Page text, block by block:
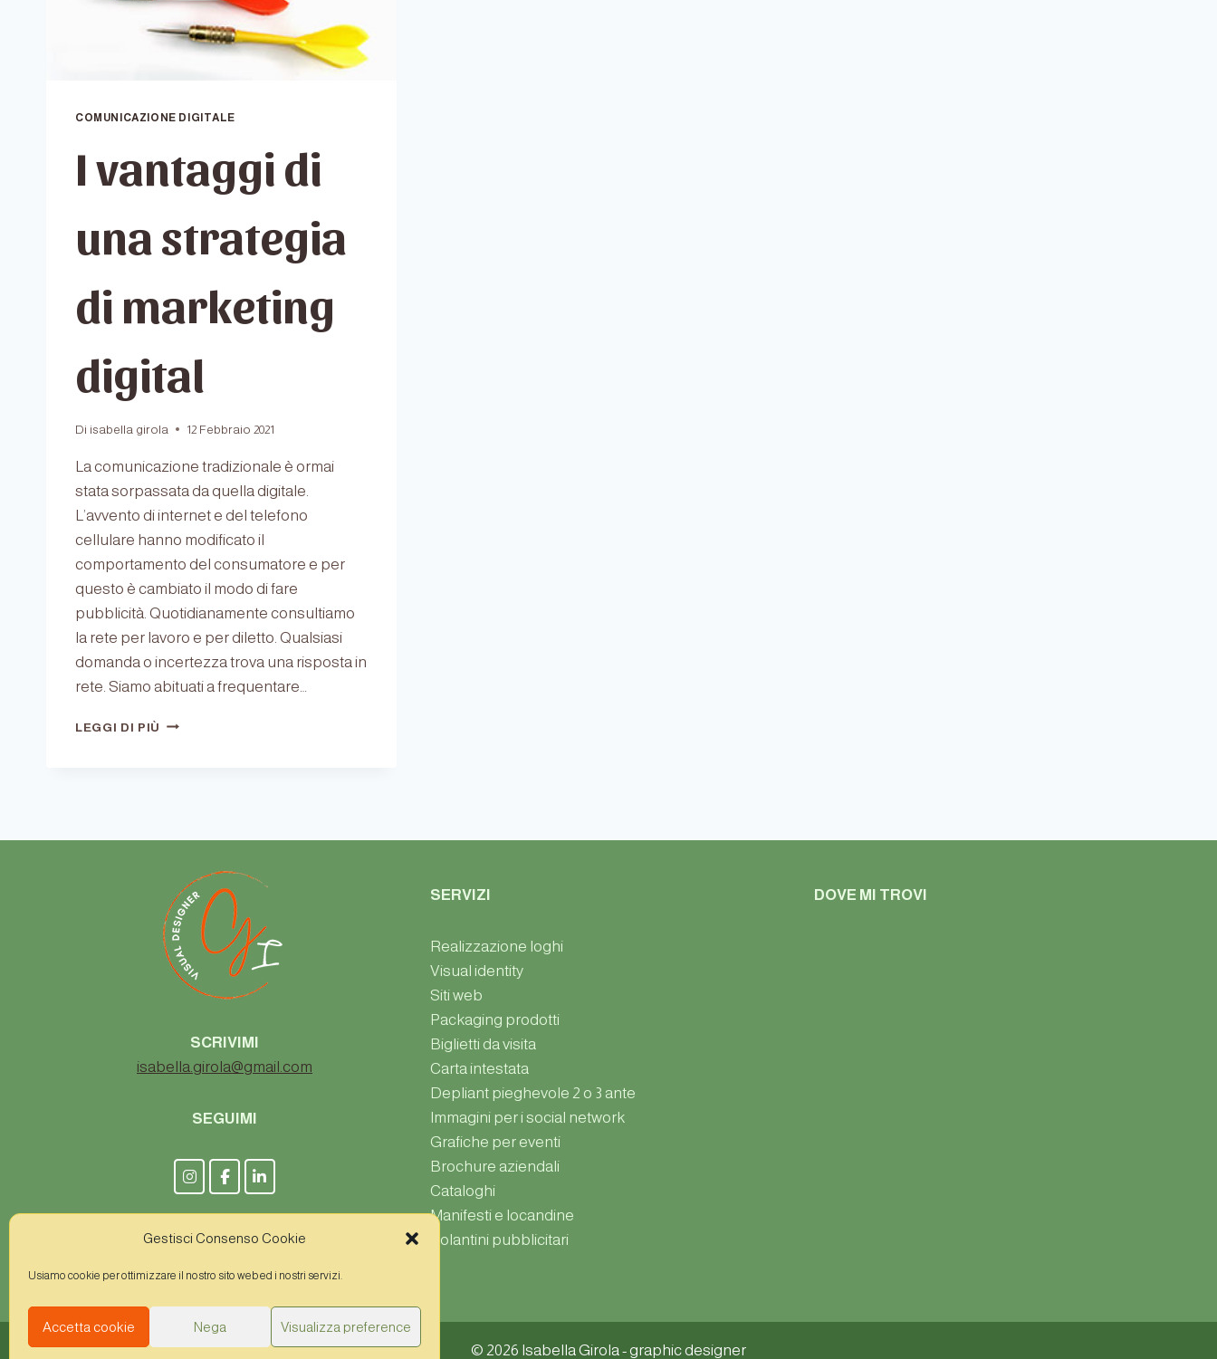
Gestisci Consenso Cookie
Usiamo cookie per ottimizzare il nostro sito web ed i nostri servizi.
Accetta cookie Nega Visualizza preference
COMUNICAZIONE DIGITALE
I vantaggi di
una strategia
di marketing
digital
Di isabella girola 12 Febbraio 2021
La comunicazione tradizionale è ormai
stata sorpassata da quella digitale.
L’avvento di internet e del telefono
cellulare hanno modificato il
comportamento del consumatore e per
questo è cambiato il modo di fare
pubblicità. Quotidianamente consultiamo
la rete per lavoro e per diletto. Qualsiasi
domanda o incertezza trova una risposta in
rete. Siamo abituati a frequentare…
LEGGI DI PIÙ
SCRIVIMI
isabella.girola@gmail.com
SEGUIMI
P.IVA0264880124
SERVIZI
Realizzazione loghi
Visual identity
Siti web
Packaging prodotti
Biglietti da visita
Carta intestata
Depliant pieghevole 2 o 3 ante
Immagini per i social network
Grafiche per eventi
Brochure aziendali
Cataloghi
Manifesti e locandine
Volantini pubblicitari
DOVE MI TROVI
© 2026 Isabella Girola - graphic designer